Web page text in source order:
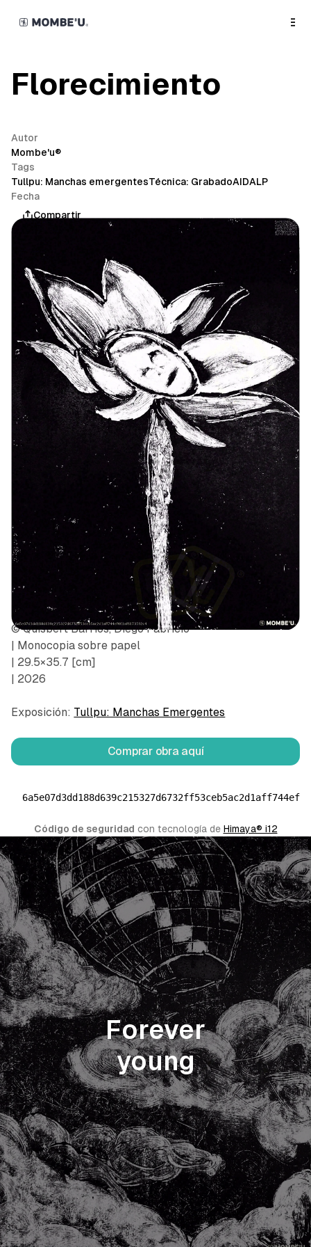
Florecimiento
Autor
Mombe'u®
Tags
Tullpu: Manchas emergentesTécnica: GrabadoAIDALP
Fecha
mayo 7, 2026
Compartir
© Quisbert Barrios, Diego Fabricio
| Monocopia sobre papel
| 29.5×35.7 [cm]
| 2026
Exposición: Tullpu: Manchas Emergentes
Comprar obra aquí
Código de seguridad con tecnología de Himaya® i12
Forever
young